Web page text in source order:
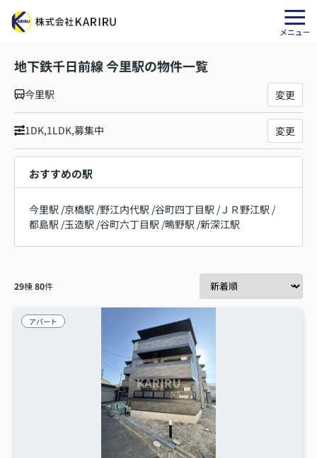
地下鉄千日前線 今里駅の物件一覧
今里駅 変更
1DK,1LDK,募集中 変更
おすすめの駅
今里駅 /京橋駅 /野江内代駅 /谷町四丁目駅 /ＪＲ野江駅 /
都島駅 /玉造駅 /谷町六丁目駅 /鴫野駅 /新深江駅
29棟80件
アパート